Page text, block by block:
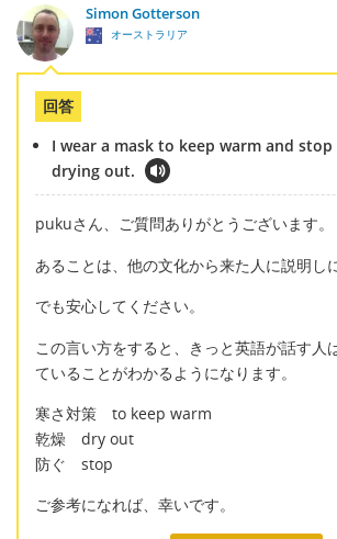
Simon Gotterson
オーストラリア
回答
I wear a mask to keep warm and
drying out.
pukuさん、ご質問ありがとうございます。
あることは、他の文化から来た人に説明し
でも安心してください。
この言い方をすると、きっと英語が話す人
ていることがわかるようになります。
寒さ対策 to keep warm
乾燥 dry out
防ぐ stop
ご参考になれば、幸いです。